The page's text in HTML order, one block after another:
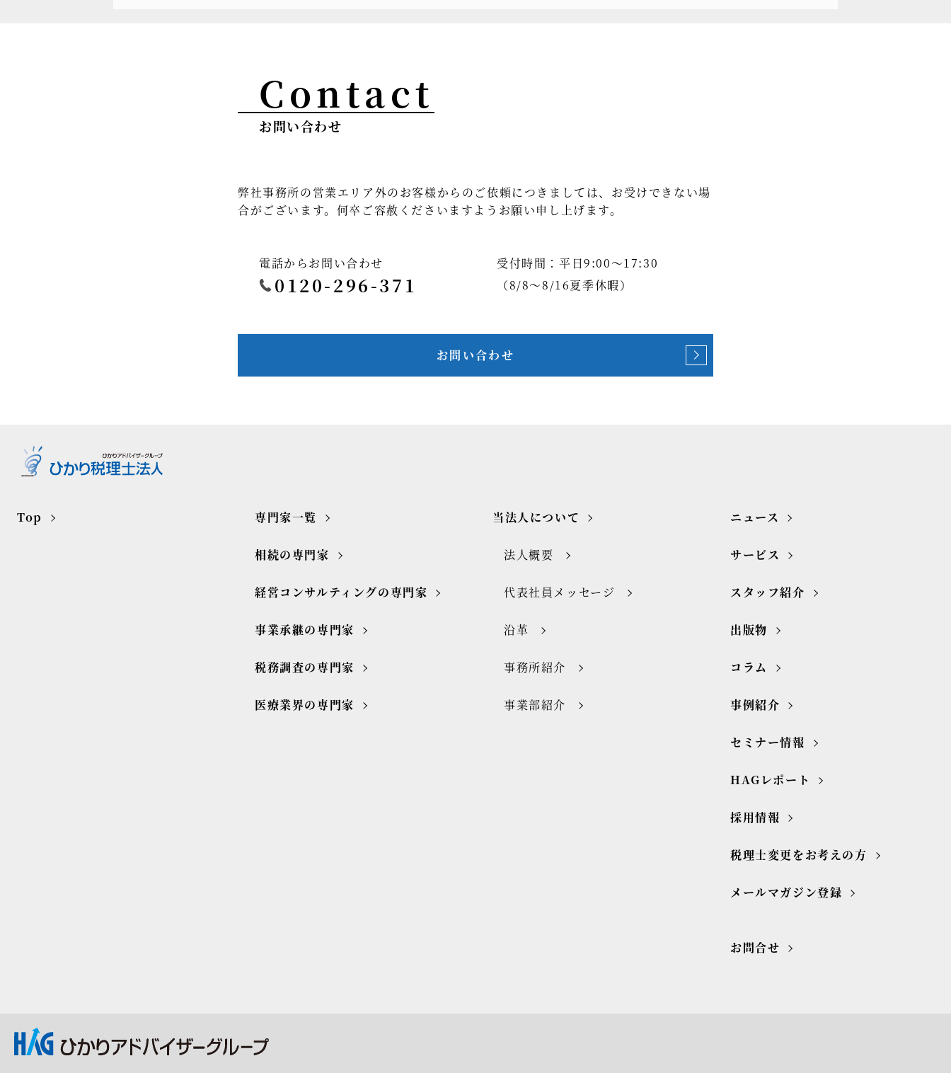
Contact
お問い合わせ
弊社事務所の営業エリア外のお客様からのご依頼につきましては、お受けできない場
合がございます。何卒ご容赦くださいますようお願い申し上げます。
電話からお問い合わせ
0120-296-371
受付時間：平日9:00～17:30
（8/8～8/16夏季休暇）
お問い合わせ
Top 専門家一覧
相続の専門家
経営コンサルティングの専門家
事業承継の専門家
税務調査の専門家
医療業界の専門家
当法人について
法人概要
代表社員メッセージ
沿革
事務所紹介
事業部紹介
ニュース
サービス
スタッフ紹介
出版物
コラム
事例紹介
セミナー情報
HAGレポート
採用情報
税理士変更をお考えの方
メールマガジン登録
お問合せ